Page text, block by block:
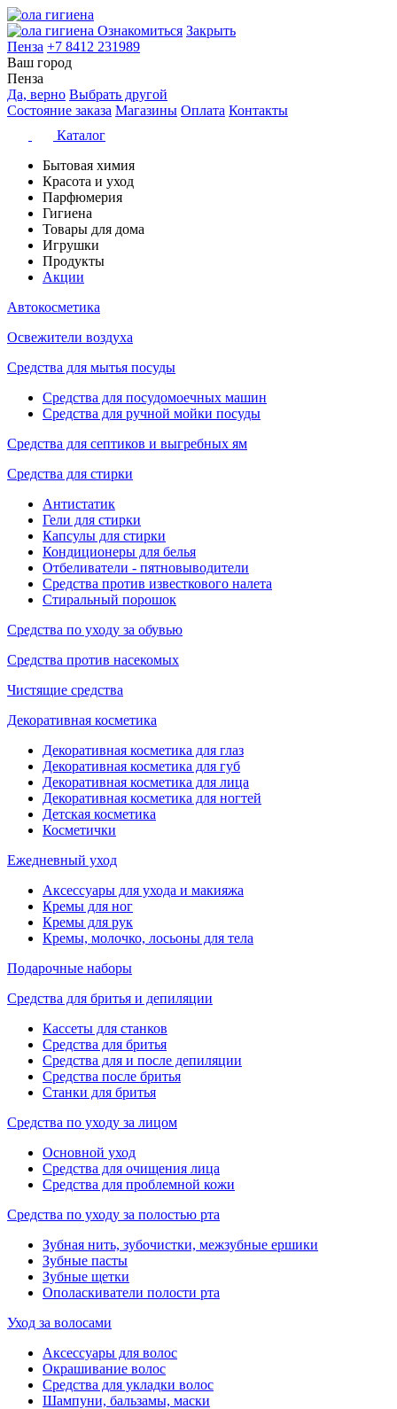
Ознакомиться Закрыть
Пенза +7 8412 231989
Ваш город
Пенза
Да, верно Выбрать другой
Состояние заказа Магазины Оплата Контакты
Каталог
Бытовая химия
Красота и уход
Парфюмерия
Гигиена
Товары для дома
Игрушки
Продукты
Акции
Автокосметика
Освежители воздуха
Средства для мытья посуды
Средства для посудомоечных машин
Средства для ручной мойки посуды
Средства для септиков и выгребных ям
Средства для стирки
Антистатик
Гели для стирки
Капсулы для стирки
Кондиционеры для белья
Отбеливатели - пятновыводители
Средства против известкового налета
Стиральный порошок
Средства по уходу за обувью
Средства против насекомых
Чистящие средства
Декоративная косметика
Декоративная косметика для глаз
Декоративная косметика для губ
Декоративная косметика для лица
Декоративная косметика для ногтей
Детская косметика
Косметички
Ежедневный уход
Аксессуары для ухода и макияжа
Кремы для ног
Кремы для рук
Кремы, молочко, лосьоны для тела
Подарочные наборы
Средства для бритья и депиляции
Кассеты для станков
Средства для бритья
Средства для и после депиляции
Средства после бритья
Станки для бритья
Средства по уходу за лицом
Основной уход
Средства для очищения лица
Средства для проблемной кожи
Средства по уходу за полостью рта
Зубная нить, зубочистки, межзубные ершики
Зубные пасты
Зубные щетки
Ополаскиватели полости рта
Уход за волосами
Аксессуары для волос
Окрашивание волос
Средства для укладки волос
Шампуни, бальзамы, маски